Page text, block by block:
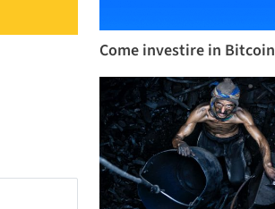
Come investire in Bitcoin